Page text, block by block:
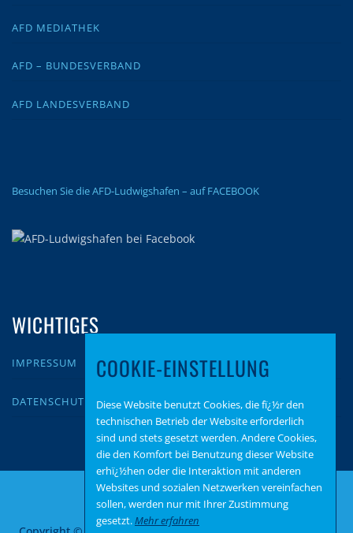
AFD MEDIATHEK
AFD – BUNDESVERBAND
AFD LANDESVERBAND
Besuchen Sie die AFD-Ludwigshafen – auf FACEBOOK
WICHTIGES
IMPRESSUM
DATENSCHUTZ
COOKIE-EINSTELLUNG
Diese Website benutzt Cookies, die fï¿½r den
technischen Betrieb der Website erforderlich
sind und stets gesetzt werden. Andere Cookies,
die den Komfort bei Benutzung dieser Website
erhï¿½hen oder die Interaktion mit anderen
Websites und sozialen Netzwerken vereinfachen
sollen, werden nur mit Ihrer Zustimmung
gesetzt.Mehr erfahren